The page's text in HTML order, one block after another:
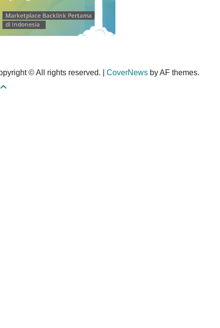
© All rights reserved. CoverNews by AF themes.